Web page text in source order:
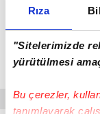
Rıza
"Sitelerimizde
yürütülmesi
Bu çerezler,
tanımlayarak
için
alımından
yatırımı